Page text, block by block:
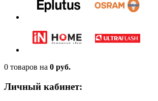
0 товаров на 0 руб.
Личный кабинет: